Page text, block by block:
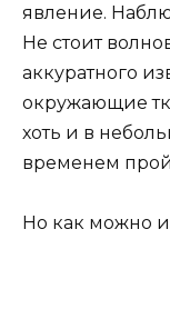
явление.
Не стоит
аккуратного
окружающие
хоть и в
временем
Но как можно